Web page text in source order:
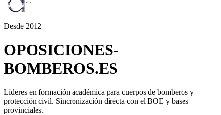
Desde 2012
OPOSICIONES-
BOMBEROS.ES
Líderes en formación académica para cuerpos de bomberos y
protección civil. Sincronización directa con el BOE y bases
provinciales.